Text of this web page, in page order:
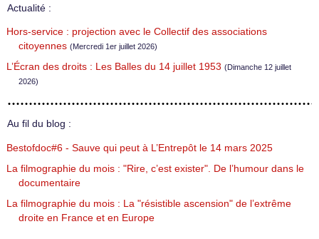
Actualité :
Hors-service : projection avec le Collectif des associations
citoyennes (Mercredi 1er juillet 2026)
L’Écran des droits : Les Balles du 14 juillet 1953 (Dimanche 12 juillet
2026)
Au fil du blog :
Bestofdoc#6 - Sauve qui peut à L’Entrepôt le 14 mars 2025
La filmographie du mois : "Rire, c’est exister". De l’humour dans le
documentaire
La filmographie du mois : La "résistible ascension" de l’extrême
droite en France et en Europe